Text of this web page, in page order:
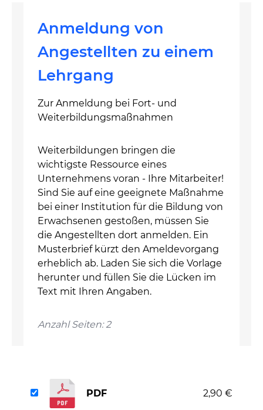
Anmeldung von
Angestellten zu einem
Lehrgang
Zur Anmeldung bei Fort- und
Weiterbildungsmaßnahmen
Weiterbildungen bringen die
wichtigste Ressource eines
Unternehmens voran - Ihre Mitarbeiter!
Sind Sie auf eine geeignete Maßnahme
bei einer Institution für die Bildung von
Erwachsenen gestoßen, müssen Sie
die Angestellten dort anmelden. Ein
Musterbrief kürzt den Ameldevorgang
erheblich ab. Laden Sie sich die Vorlage
herunter und füllen Sie die Lücken im
Text mit Ihren Angaben.
Anzahl Seiten: 2
PDF 2,90 €